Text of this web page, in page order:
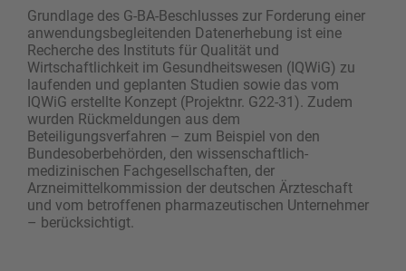
Grundlage des G-BA-Beschlusses zur Forderung einer
anwendungsbegleitenden Datenerhebung ist eine
Recherche des Instituts für Qualität und
Wirtschaftlichkeit im Gesundheitswesen (IQWiG) zu
laufenden und geplanten Studien sowie das vom
IQWiG erstellte Konzept (Projektnr. G22-31). Zudem
wurden Rückmeldungen aus dem
Beteiligungsverfahren – zum Beispiel von den
Bundesoberbehörden, den wissenschaftlich-
medizinischen Fachgesellschaften, der
Arzneimittelkommission der deutschen Ärzteschaft
und vom betroffenen pharmazeutischen Unternehmer
– berücksichtigt.